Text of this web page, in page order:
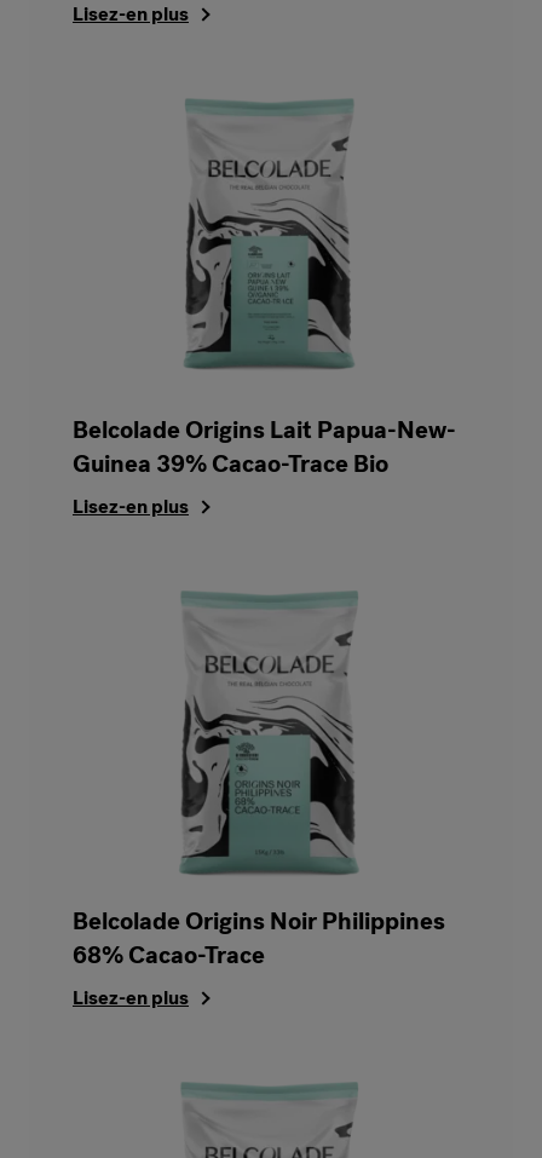
Lisez-en plus
Belcolade Origins Lait Papua-New-
Guinea 39% Cacao-Trace Bio
Lisez-en plus
Belcolade Origins Noir Philippines
68% Cacao-Trace
Lisez-en plus